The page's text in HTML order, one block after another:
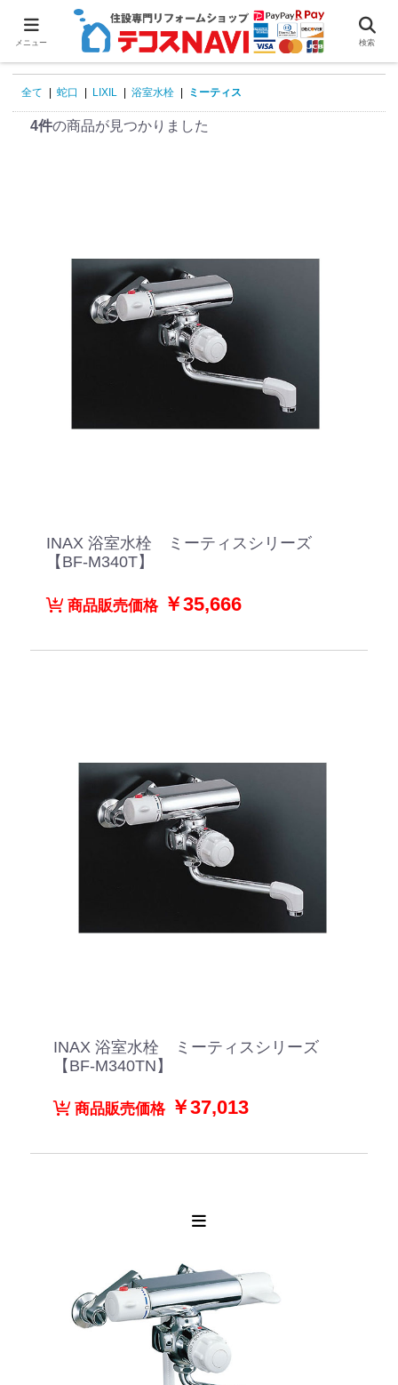
全て 蛇口 LIXIL 浴室水栓 ミーティス
4件の商品が見つかりました
INAX 浴室水栓 ミーティスシリーズ
【BF-M340T】
商品販売価格￥35,666
INAX 浴室水栓 ミーティスシリーズ
【BF-M340TN】
商品販売価格￥37,013
メニュー 検索